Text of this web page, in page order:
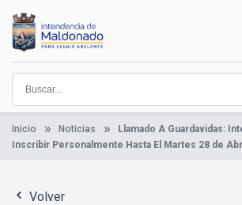
contenido
principal
Institucional
Municipios
Descubre Maldonado
Comunicación
Servicios
Guía De Trámites
Ver Noticias
Inicio Noticias
Llamado A Guardavidas:
Inscribir Personalmente Hasta El Martes 28 de
Volver